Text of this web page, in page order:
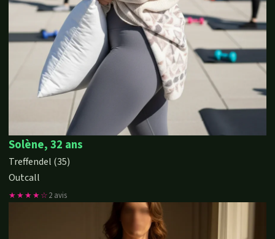
Solène, 32 ans
Treffendel (35)
Outcall
★★★★☆2 avis